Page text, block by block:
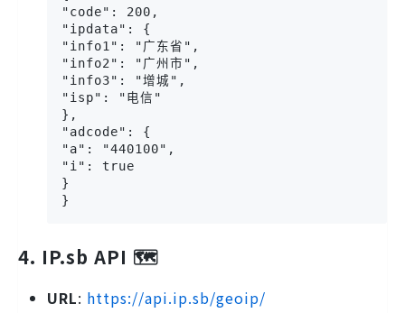
"code": 200,
"ipdata": {
"info1": "广东省",
"info2": "广州市",
"info3": "增城",
"isp": "电信"
},
"adcode": {
"a": "440100",
"i": true
}
}
4. IP.sb API 🗺️
URL: https://api.ip.sb/geoip/